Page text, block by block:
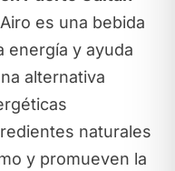
es una bebida
energía y ayuda
alternativa
naturales
y promueven la